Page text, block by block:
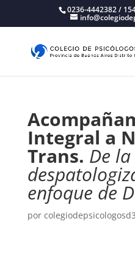
0236-4442382 /
Integral a
Trans. De la
enfoque de
por colegiodepsicologosd3